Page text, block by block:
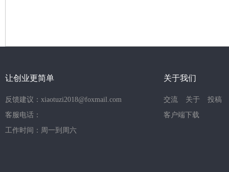
让创业更简单
反馈建议：xiaotuzi2018@foxmail.com
客服电话：
工作时间：周一到周六
关于我们
交流 关于
投稿
客户端下载